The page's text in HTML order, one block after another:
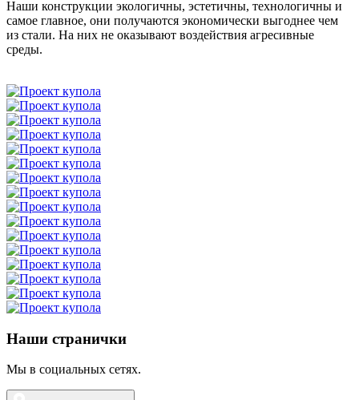
Наши конструкции экологичны, эстетичны, технологичны и
самое главное, они получаются экономически выгоднее чем
из стали. На них не оказывают воздействия агресивные
среды.
Наши странички
Мы в социальных сетях.